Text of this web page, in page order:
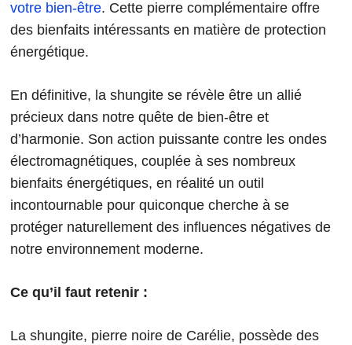
votre bien-être. Cette pierre complémentaire offre
des bienfaits intéressants en matière de protection
énergétique.
En définitive, la shungite se révèle être un allié
précieux dans notre quête de bien-être et
d’harmonie. Son action puissante contre les ondes
électromagnétiques, couplée à ses nombreux
bienfaits énergétiques, en réalité un outil
incontournable pour quiconque cherche à se
protéger naturellement des influences négatives de
notre environnement moderne.
Ce qu’il faut retenir :
La shungite, pierre noire de Carélie, possède des